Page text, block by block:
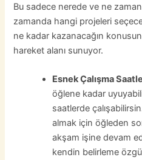
Bu sadece nerede ve ne zaman
zamanda hangi projeleri
ne kadar kazanacağın
hareket alanı sunuyor.
Esnek Çalışma
öğlene kadar
saatlerde
almak için öğleden
akşam işine devam
kendin belirleme